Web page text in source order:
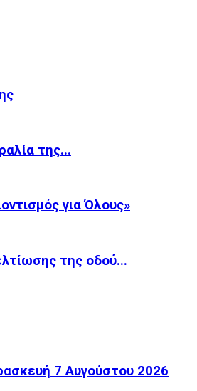
της...
για Όλους»
της οδού...
7 Αυγούστου 2026